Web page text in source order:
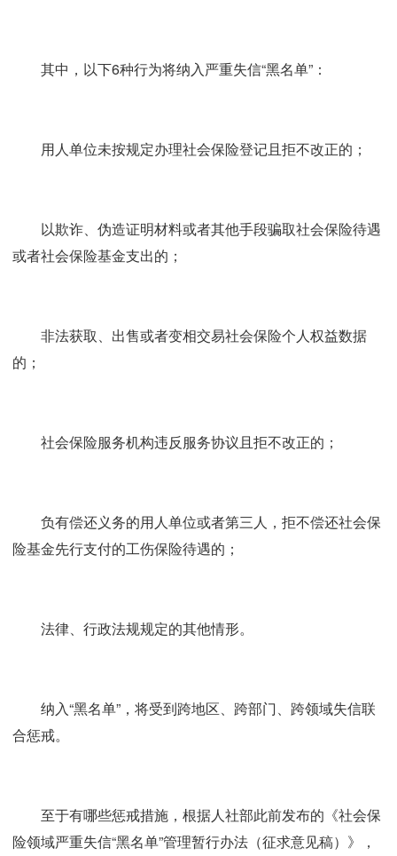
其中，以下6种行为将纳入严重失信“黑名单”：
用人单位未按规定办理社会保险登记且拒不改正的；
以欺诈、伪造证明材料或者其他手段骗取社会保险待遇
或者社会保险基金支出的；
非法获取、出售或者变相交易社会保险个人权益数据
的；
社会保险服务机构违反服务协议且拒不改正的；
负有偿还义务的用人单位或者第三人，拒不偿还社会保
险基金先行支付的工伤保险待遇的；
法律、行政法规规定的其他情形。
纳入“黑名单”，将受到跨地区、跨部门、跨领域失信联
合惩戒。
至于有哪些惩戒措施，根据人社部此前发布的《社会保
险领域严重失信“黑名单”管理暂行办法（征求意见稿）》，